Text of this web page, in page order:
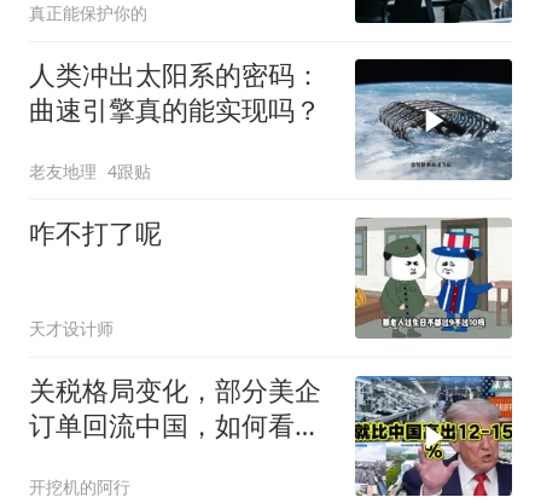
真正能保护你的
人类冲出太阳系的密码：
曲速引擎真的能实现吗？
老友地理 4跟贴
咋不打了呢
天才设计师
关税格局变化，部分美企
订单回流中国，如何看待
听听
开挖机的阿行